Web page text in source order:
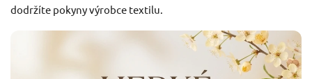
dodržíte pokyny výrobce textilu.